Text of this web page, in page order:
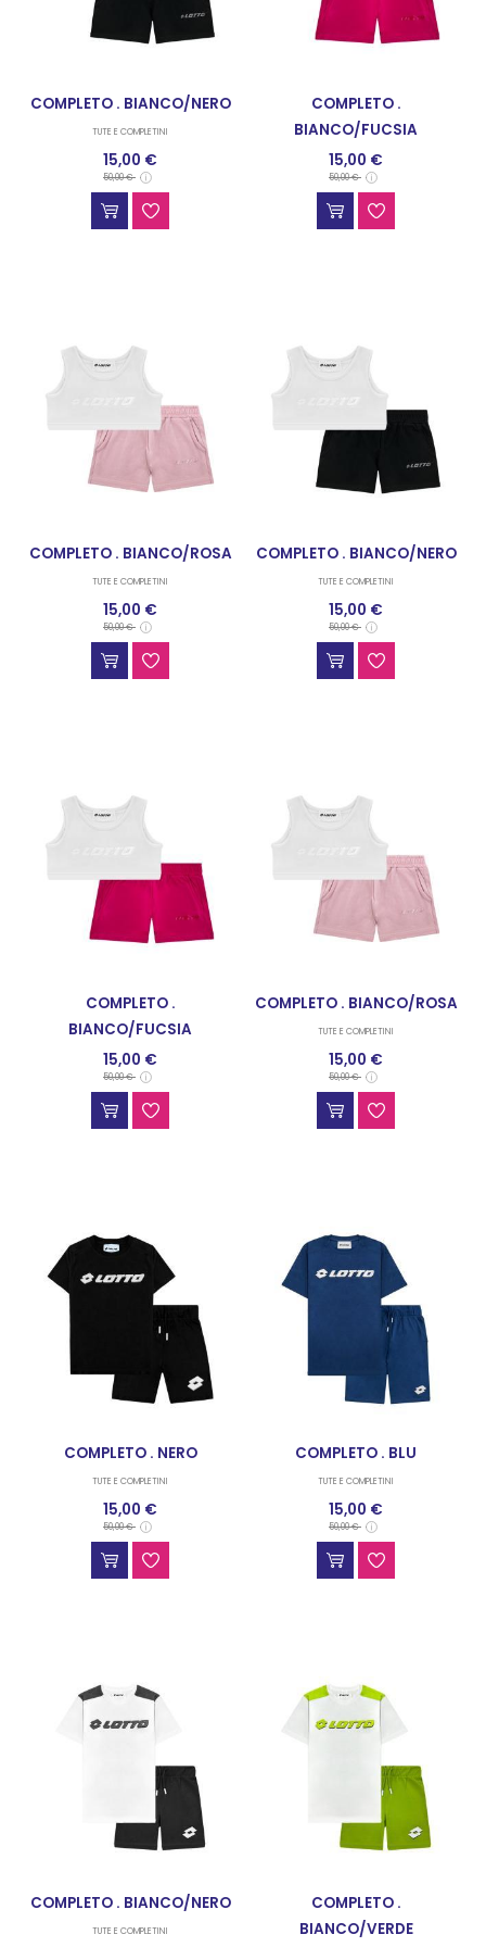
COMPLETO . BIANCO/NERO
TUTE E COMPLETINI
15,00 €
50,00 €
COMPLETO .
BIANCO/FUCSIA
TUTE E COMPLETINI
15,00 €
50,00 €
COMPLETO . BIANCO/ROSA
TUTE E COMPLETINI
15,00 €
50,00 €
COMPLETO . BIANCO/NERO
TUTE E COMPLETINI
15,00 €
50,00 €
COMPLETO .
BIANCO/FUCSIA
TUTE E COMPLETINI
15,00 €
50,00 €
COMPLETO . BIANCO/ROSA
TUTE E COMPLETINI
15,00 €
50,00 €
COMPLETO . NERO
TUTE E COMPLETINI
15,00 €
50,00 €
COMPLETO . BLU
TUTE E COMPLETINI
15,00 €
50,00 €
COMPLETO . BIANCO/NERO
TUTE E COMPLETINI
COMPLETO .
BIANCO/VERDE